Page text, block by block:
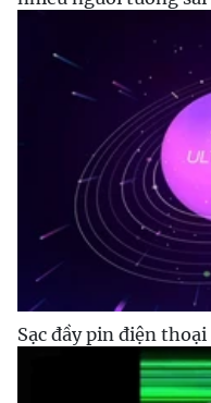
Sạc đầy pin điện